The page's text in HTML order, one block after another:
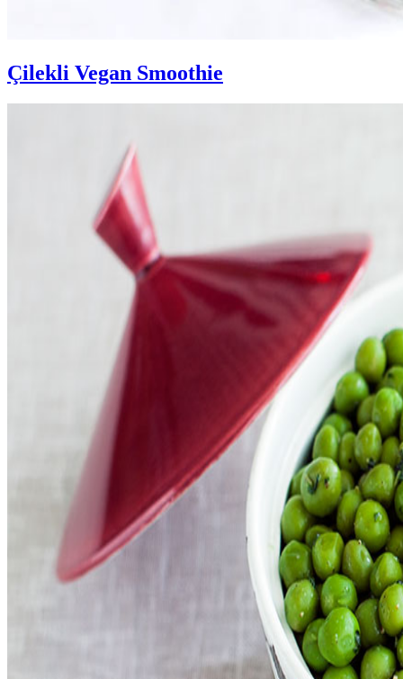
Çilekli Vegan Smoothie